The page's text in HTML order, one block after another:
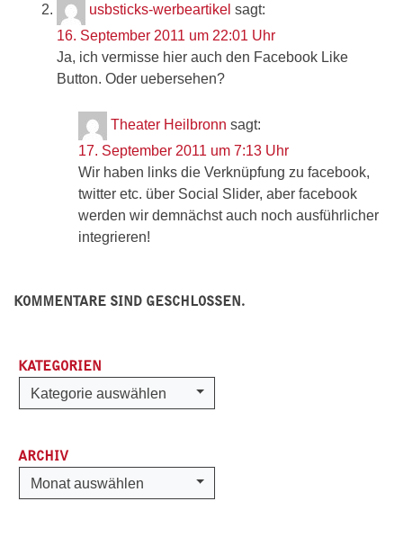
usbsticks-werbeartikel sagt:
16. September 2011 um 22:01 Uhr
Ja, ich vermisse hier auch den Facebook Like
Button. Oder uebersehen?
Theater Heilbronn sagt:
17. September 2011 um 7:13 Uhr
Wir haben links die Verknüpfung zu facebook,
twitter etc. über Social Slider, aber facebook
werden wir demnächst auch noch ausführlicher
integrieren!
KOMMENTARE SIND GESCHLOSSEN.
KATEGORIEN
Kategorien
Kategorie auswählen
ARCHIV
Archiv
Monat auswählen